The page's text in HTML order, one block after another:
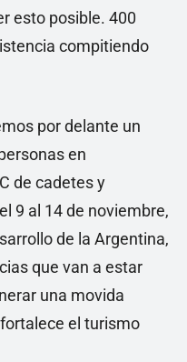
esto posible. 400
compitiendo
por delante un
en
de cadetes y
9 al 14 de noviembre,
de la Argentina,
que van a estar
una movida
el turismo